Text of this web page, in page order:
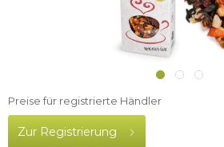
Preise für registrierte Händler
Zur Registrierung